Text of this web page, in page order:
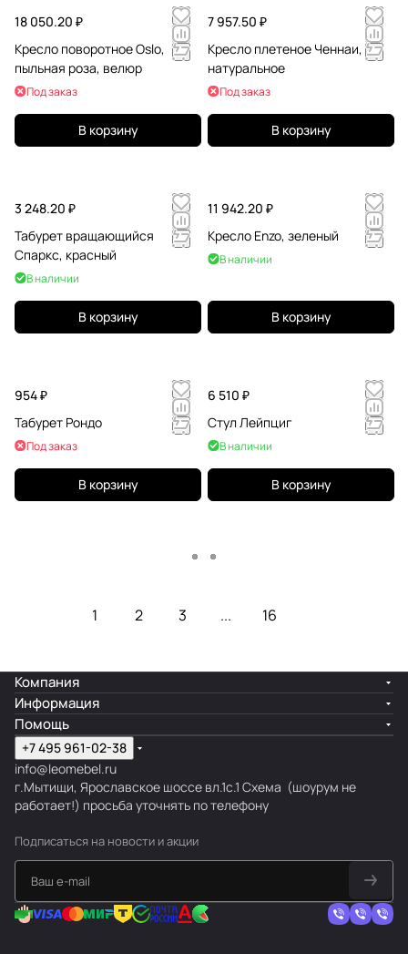
18 050.20 ₽
Кресло поворотное Oslo,
пыльная роза, велюр
Под заказ
В корзину
7 957.50 ₽
Кресло плетеное Ченнаи,
натуральное
Под заказ
В корзину
3 248.20 ₽
Табурет вращающийся
Спаркс, красный
В наличии
В корзину
11 942.20 ₽
Кресло Enzo, зеленый
В наличии
В корзину
954 ₽
Табурет Рондо
Под заказ
В корзину
6 510 ₽
Стул Лейпциг
В наличии
В корзину
Загрузить еще
1 2 3 ... 16
Компания
Информация
Помощь
+7 495 961-02-38
info@leomebel.ru
г.Мытищи, Ярославское шоссе вл.1с.1 Схема (шоурум не
работает!) просьба уточнять по телефону
Подписаться на новости и акции